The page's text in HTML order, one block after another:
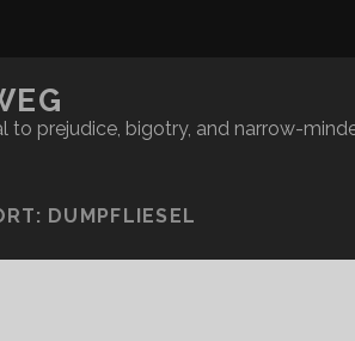
to prejudice, bigotry, and narrow-
DUMPFLIESEL